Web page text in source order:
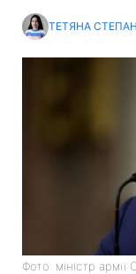
ТЕТЯНА
Фото: міністр